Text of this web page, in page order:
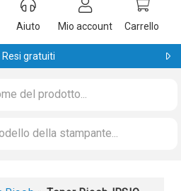
Aiuto
Mio account Carrello
Resi gratuiti